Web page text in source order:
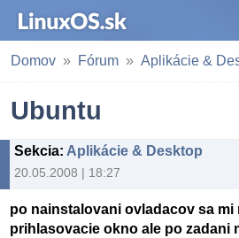
Domov Fórum Aplikácie &
Ubuntu
Sekcia: Aplikácie & Desktop
20.05.2008 | 18:27
po nainstalovani ovladacov sa mi
prihlasovacie okno ale po zadani